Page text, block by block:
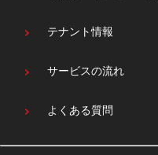
テナント情報
サービスの流れ
よくある質問